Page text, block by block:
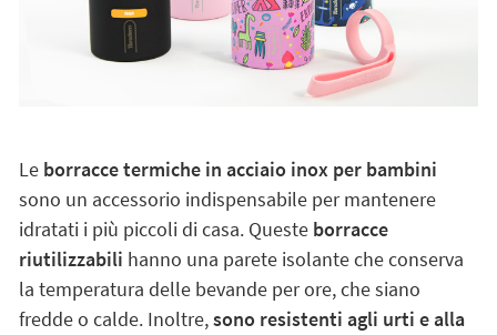
Le borracce termiche in acciaio inox per bambini
sono un accessorio indispensabile per mantenere
idratati i più piccoli di casa. Queste borracce
riutilizzabili hanno una parete isolante che conserva
la temperatura delle bevande per ore, che siano
fredde o calde. Inoltre,sono resistenti agli urti e alla